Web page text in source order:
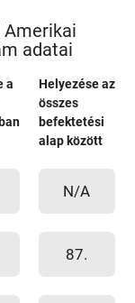
Amerikai
adatai
a
Helyezése az
összes
befektetési
alap között
N/A
87.